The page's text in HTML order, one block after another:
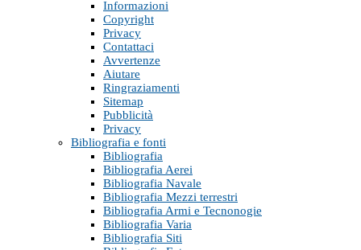
Informazioni
Copyright
Privacy
Contattaci
Avvertenze
Aiutare
Ringraziamenti
Sitemap
Pubblicità
Privacy
Bibliografia e fonti
Bibliografia
Bibliografia Aerei
Bibliografia Navale
Bibliografia Mezzi terrestri
Bibliografia Armi e Tecnonogie
Bibliografia Varia
Bibliografia Siti